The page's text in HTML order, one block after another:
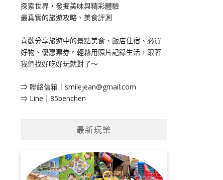
探索世界，發掘美味與精彩體驗
最真實的旅遊攻略、美食評測
喜歡分享旅遊中的景點美食、飯店住宿、必買
好物、優惠票券。輕鬆用照片記錄生活，跟著
我們找好吃好玩就對了～
⇒ 聯絡信箱｜ smilejean@gmail.com
⇒ Line｜85benchen
最新玩樂